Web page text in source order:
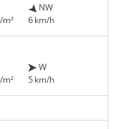
NW
6 km/h
W
5 km/h